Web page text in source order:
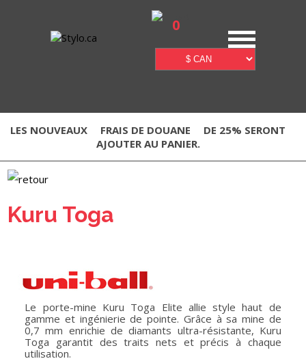
0
LES NOUVEAUX FRAIS DE DOUANE
DE 25% SERONT
AJOUTER AU PANIER.
Kuru Toga
Le porte-mine Kuru Toga Elite allie style haut de
gamme et ingénierie de pointe. Grâce à sa mine de
0,7 mm enrichie de diamants ultra-résistante, Kuru
Toga garantit des traits nets et précis à chaque
utilisation.